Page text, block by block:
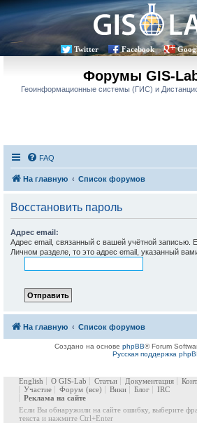
Twitter Facebook
Форумы GIS-
Геоинформационные системы (ГИС) и
FAQ
На главную Список форумов
Восстановить пароль
Адрес email:
Адрес email, связанный с вашей учётной записью.
Личном разделе, то это адрес email, указанный
На главную Список форумов
Создано на основе phpBB® Forum
Русская поддержка
English О GIS-Lab Статьи Документация
Участие
Форум (все) Вики Блог
IRC
Реклама на сайте
Если Вы обнаружили на сайте ошибку, выберите
текста и нажмите Ctrl+Enter